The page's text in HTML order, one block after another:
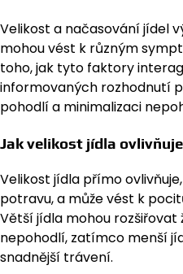
Velikost a načasování jídel
mohou vést k různým
toho, jak tyto faktory
informovaných rozhodnutí
pohodlí a minimalizaci
Jak velikost jídla
Velikost jídla přímo
potravu, a může vést k
Větší jídla mohou rozšiřovat
nepohodlí, zatímco menší
snadnější trávení.